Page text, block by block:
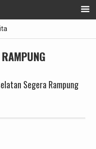
Segera Rampung